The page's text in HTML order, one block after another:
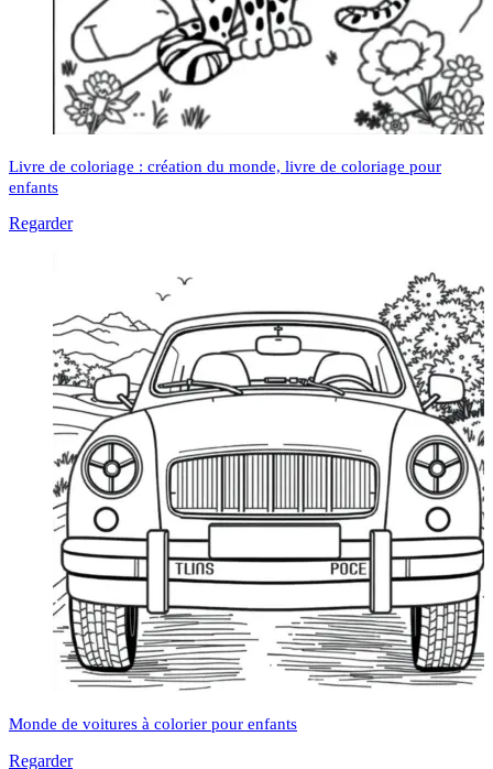
Livre de coloriage : création du monde, livre de coloriage pour
enfants
Regarder
Monde de voitures à colorier pour enfants
Regarder